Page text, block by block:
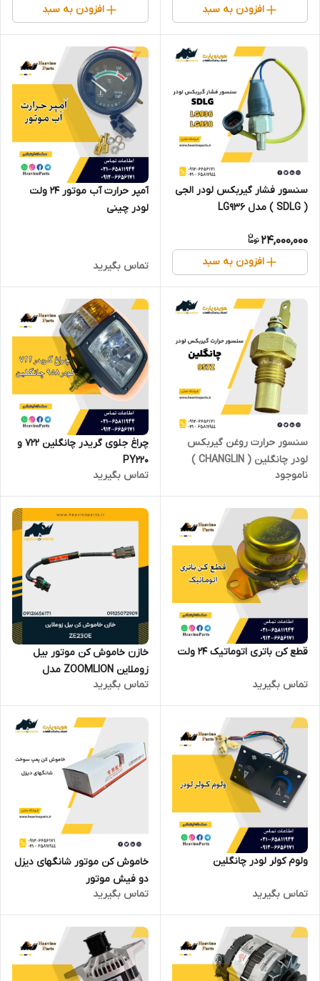
افزودن به سبد افزودن به سبد
سنسور فشار گیربکس لودر الجی
( SDLG ) مدل LG936
24,000,000
افزودن به سبد
آمپر حرارت آب موتور 24 ولت
لودر چینی
تماس بگیرید
سنسور حرارت روغن گیربکس
لودر چانگلین ( CHANGLIN )
مدل 957Z
ناموجود
چراغ جلوی گریدر چانگلین 722 و
PY220
تماس بگیرید
قطع کن باتری اتوماتیک 24 ولت
تماس بگیرید
خازن خاموش کن موتور بیل
زوملاین ZOOMLION مدل
ZE230E
تماس بگیرید
ولوم کولر لودر چانگلین
تماس بگیرید
خاموش کن موتور شانگهای دیزل
دو فیش موتور
C6121/SC11CB220G
تماس بگیرید